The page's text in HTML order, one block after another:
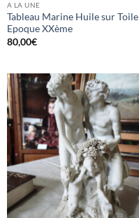
A LA UNE
Tableau Marine Huile sur Toile
Epoque XXème
80,00€